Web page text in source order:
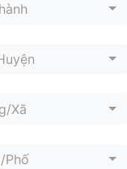
Xã
Phố